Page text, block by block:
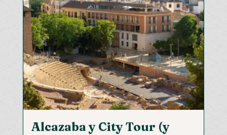
Alcazaba y City Tour (y